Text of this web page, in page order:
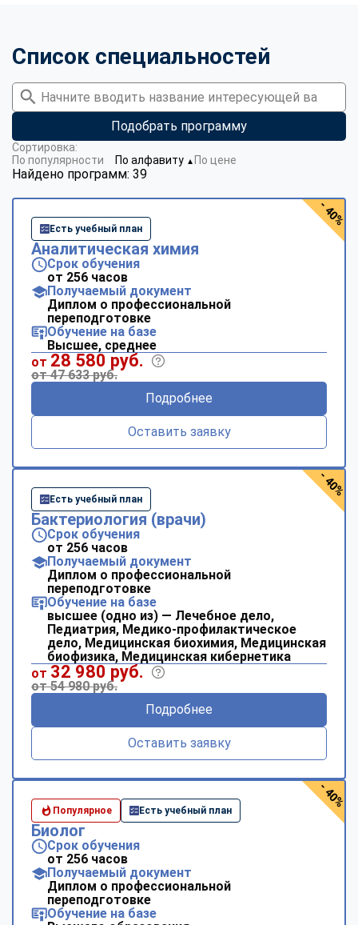
Список специальностей
Подобрать программу
Найдено программ: 39
Сортировка:
По популярности
По алфавиту ▼ По цене
Есть учебный план
Аналитическая химия
Срок обучения
от 256 часов
Получаемый документ
Диплом о профессиональной
переподготовке
Обучение на базе
Высшее, среднее
от 28 580 руб.
от 47 633 руб.
Подробнее
Оставить заявку
- 40%
Есть учебный план
Бактериология (врачи)
Срок обучения
от 256 часов
Получаемый документ
Диплом о профессиональной
переподготовке
Обучение на базе
высшее (одно из) — Лечебное дело,
Педиатрия, Медико-профилактическое
дело, Медицинская биохимия, Медицинская
биофизика, Медицинская кибернетика
от 32 980 руб.
от 54 980 руб.
Подробнее
Оставить заявку
- 40%
Популярное Есть учебный план
Биолог
Срок обучения
от 256 часов
Получаемый документ
Диплом о профессиональной
переподготовке
Обучение на базе
- 40%